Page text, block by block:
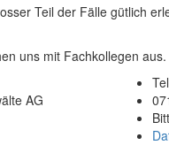
Teil der Fälle gütlich
uns mit Fachkollegen aus.
AG